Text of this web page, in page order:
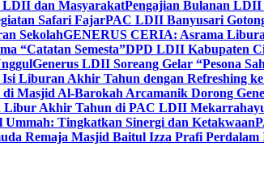
LDII dan MasyarakatPengajian Bulanan
Safari FajarPAC LDII Banyusari
SekolahGENERUS CERIA: Asrama
“Catatan Semesta”DPD LDII Kabupaten
Generus LDII Soreang Gelar “Pesona
Liburan Akhir Tahun dengan Refreshing
di Masjid Al-Barokah Arcamanik Dorong
Libur Akhir Tahun di PAC LDII
Tingkatkan Sinergi dan Ketakwaan
Remaja Masjid Baitul Izza Prafi Perdalam